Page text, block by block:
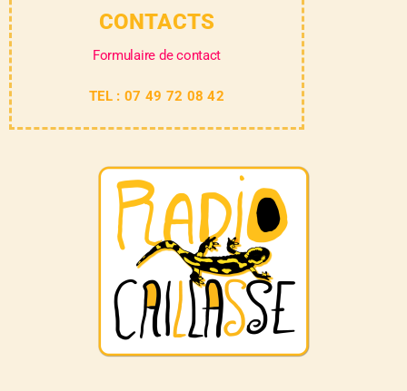
CONTACTS
Formulaire de contact
TEL : 07 49 72 08 42